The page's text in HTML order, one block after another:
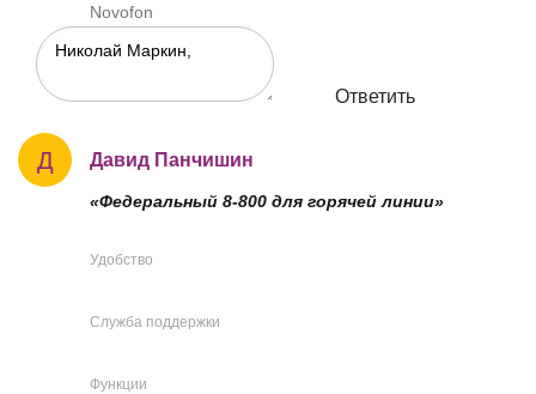
Novofon
Ответить
Д Давид Панчишин
«Федеральный 8-800 для горячей линии»
Удобство
Служба поддержки
Функции